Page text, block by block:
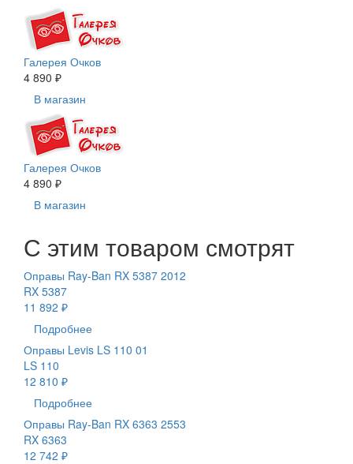
Галерея Очков
4 890 ₽
В магазин
Галерея Очков
4 890 ₽
В магазин
С этим товаром смотрят
Оправы Ray-Ban RX 5387 2012
RX 5387
11 892 ₽
Подробнее
Оправы Levis LS 110 01
LS 110
12 810 ₽
Подробнее
Оправы Ray-Ban RX 6363 2553
RX 6363
12 742 ₽